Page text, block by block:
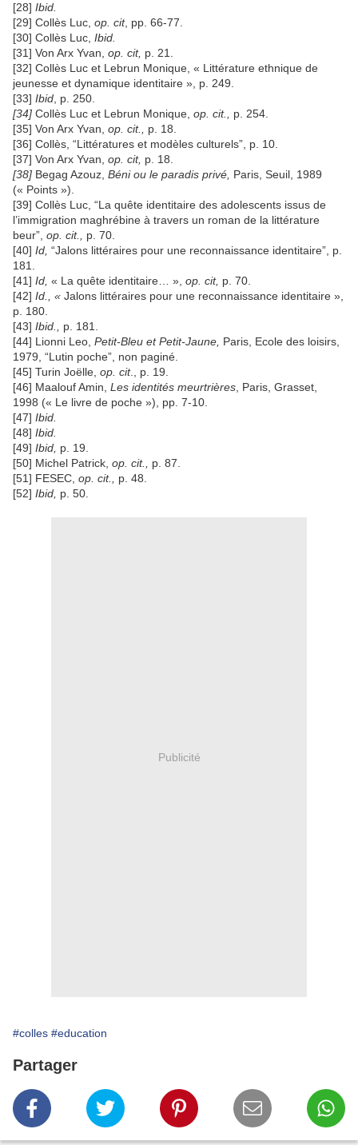
[28] Ibid.
[29] Collès Luc, op. cit, pp. 66-77.
[30] Collès Luc, Ibid.
[31] Von Arx Yvan, op. cit, p. 21.
[32] Collès Luc et Lebrun Monique, « Littérature ethnique de
jeunesse et dynamique identitaire », p. 249.
[33] Ibid , p. 250.
[34] Collès Luc et Lebrun Monique, op. cit., p. 254.
[35] Von Arx Yvan, op. cit., p. 18.
[36] Collès, “Littératures et modèles culturels”, p. 10.
[37] Von Arx Yvan, op. cit, p. 18.
[38] Begag Azouz, Béni ou le paradis privé, Paris, Seuil, 1989
(« Points »).
[39] Collès Luc, “La quête identitaire des adolescents issus de
l’immigration maghrébine à travers un roman de la littérature
beur”, op. cit., p. 70.
[40] Id, “Jalons littéraires pour une reconnaissance identitaire”, p.
181.
[41] Id, « La quête identitaire… », op. cit, p. 70.
[42] Id., « Jalons littéraires pour une reconnaissance identitaire »,
p. 180.
[43] Ibid., p. 181.
[44] Lionni Leo, Petit-Bleu et Petit-Jaune, Paris, Ecole des loisirs,
1979, “Lutin poche”, non paginé.
[45] Turin Joëlle, op. cit., p. 19.
[46] Maalouf Amin, Les identités meurtrières , Paris, Grasset,
1998 (« Le livre de poche »), pp. 7-10.
[47] Ibid.
[48] Ibid.
[49] Ibid, p. 19.
[50] Michel Patrick, op. cit., p. 87.
[51] FESEC, op. cit., p. 48.
[52] Ibid, p. 50.
Publicité
#colles #education
Partager